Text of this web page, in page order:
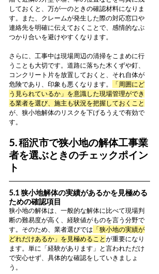
しておくと、万が一のときの確認材料になりま
す。また、クレームが発生した際の対応窓口や
連絡先を明確に伝えておくことで、感情的なぶ
つかり合いを避けやすくなります。
さらに、工事中は現場周辺の清掃をこまめに行
うことも大切です。道路に落ちた木くずや釘、
コンクリート片を放置しておくと、それ自体が
危険であり、印象も悪くなります。
「周囲にど
う見られているか」を意識した現場管理ができ
る業者を選び、施主も状況を把握しておくこと
が、狭小地解体のリスクを下げるうえで有効で
す。
5. 稲沢市で狭小地の解体工事業
者を選ぶときのチェックポイン
ト
5.1 狭小地解体の実績があるかを見極める
ための確認項目
狭小地の解体は、一般的な解体に比べて現場判
断の難易度が高く、経験値がものを言う分野で
す。そのため、業者選びでは 「狭小地の実績が
どれだけあるか」を見極めることが重要になり
ます。単に「経験があります」と言われただけ
で安心せず、具体的な確認をしていきましょ
う。